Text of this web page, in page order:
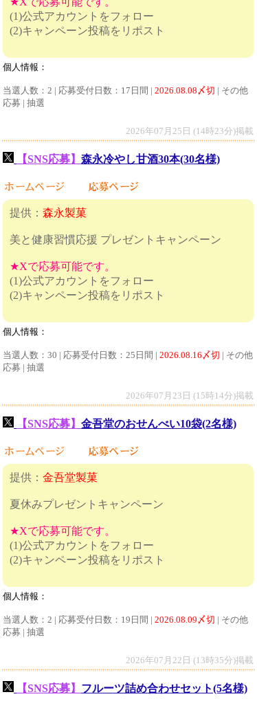
(1)公式アカウントをフォロー
(2)キャンペーン投稿をリポスト
個人情報：
当選人数：2 | 応募受付日数：17日間 | 2026.08.08〆切 | その他
応募 | 抽選
2026年07月25日 (14時23分)掲載
【SNS応募】 森永冷やし甘酒30本(30名様)
提供： 森永製菓
美と健康習慣応援 プレゼントキャンペーン
★Xで応募可能です。
(1)公式アカウントをフォロー
(2)キャンペーン投稿をリポスト
個人情報：
当選人数：30 | 応募受付日数：25日間 | 2026.08.16〆切 | その他
応募 | 抽選
2026年07月23日 (15時14分)掲載
【SNS応募】 金吾堂のおせんべい10袋(2名様)
提供： 金吾堂製菓
夏休みプレゼントキャンペーン
★Xで応募可能です。
(1)公式アカウントをフォロー
(2)キャンペーン投稿をリポスト
個人情報：
当選人数：2 | 応募受付日数：19日間 | 2026.08.09〆切 | その他
応募 | 抽選
2026年07月22日 (13時35分)掲載
【SNS応募】 フルーツ詰め合わせセット(5名様)